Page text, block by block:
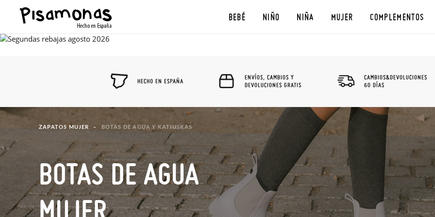
BEBÉ NIÑO NIÑA MUJER COMPLEMENTOS
HECHO EN ESPAÑA
ENVÍOS, CAMBIOS Y
DEVOLUCIONES GRATIS
CAMBIOS&DEVOLUCIONES
60 DÍAS
ZAPATOS MUJER BOTAS DE AGUA Y KATIUSKAS
BOTAS DE AGUA